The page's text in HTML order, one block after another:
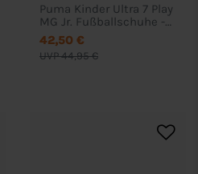
Puma Kinder Ultra 7 Play
MG Jr. Fußballschuhe -
109124
UVP 44,95 €
42,50 €